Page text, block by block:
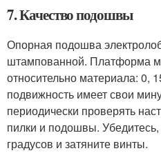
7. Качество подошвы
Опорная подошва
штампованной. Платформа
относительно материала: 0,
подвижность имеет свои
периодически проверять
пилки и подошвы. Убедитесь,
градусов и затяните винты.